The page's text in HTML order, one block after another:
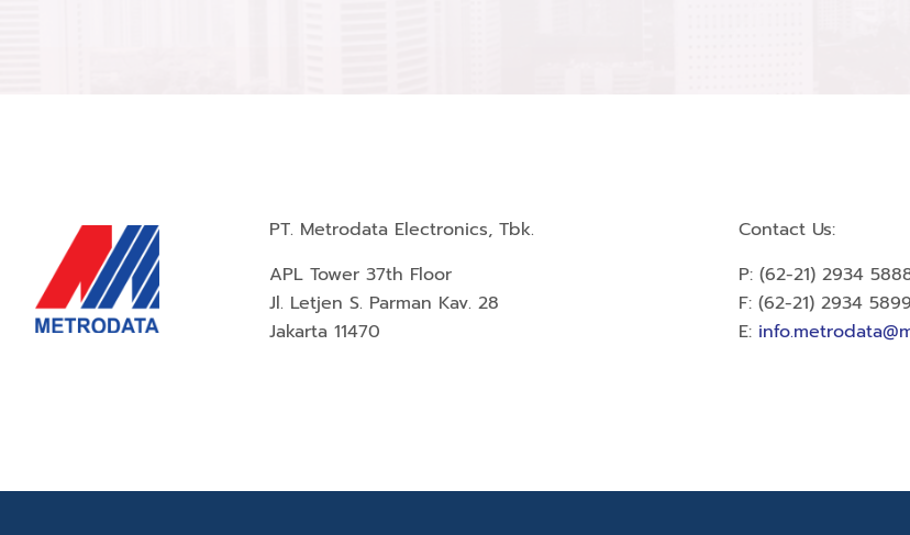
PT. Metrodata Electronics, Tbk.
APL Tower 37th Floor
Jl. Letjen S. Parman Kav. 28
Jakarta 11470
Contact Us:
P: (62-21) 2934
F: (62-21) 2934 5899
E: